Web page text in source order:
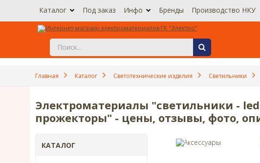
Каталог Под заказ Инфо Бренды Производство НКУ
Главная Каталог Светотехнические изделия Светильники
Электроматериалы "светильники -
прожекторы" - цены, отзывы, фото,
КАТАЛОГ